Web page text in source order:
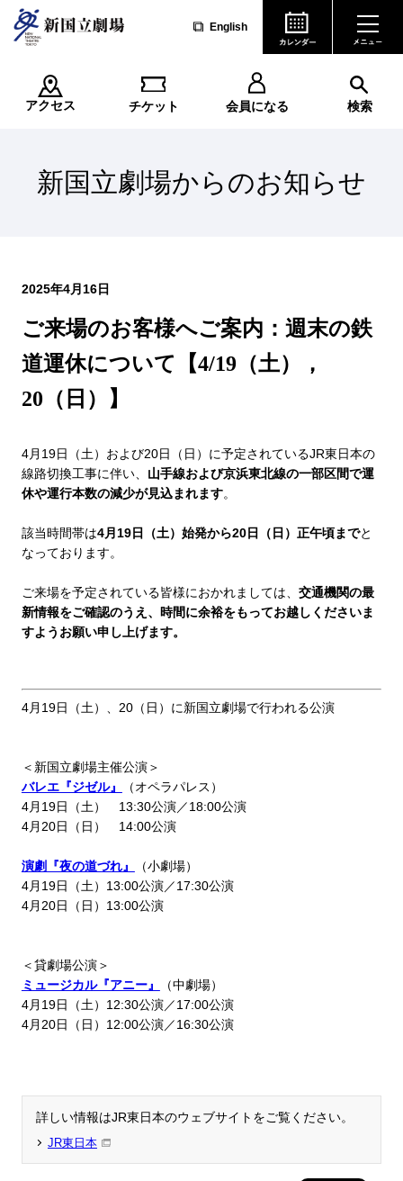
English
アクセス チケット 会員になる 検索
新国立劇場からのお知らせ
2025年4月16日
ご来場のお客様へご案内：週末の鉄
道運休について【4/19（土），
20（日）】
4月19日（土）および20日（日）に予定されているJR東日本の
線路切換工事に伴い、 山手線および京浜東北線の一部区間で運
休や運行本数の減少が見込まれます。
該当時間帯は4月19日（土）始発から20日（日）正午頃までと
なっております。
ご来場を予定されている皆様におかれましては、 交通機関の最
新情報をご確認のうえ、時間に余裕をもってお越しくださいま
すようお願い申し上げます。
4月19日（土）、20（日）に新国立劇場で行われる公演
＜新国立劇場主催公演＞
バレエ『ジゼル』
（オペラパレス）
4月19日（土） 13:30公演／18:00公演
4月20日（日） 14:00公演
演劇『夜の道づれ』
（小劇場）
4月19日（土）13:00公演／17:30公演
4月20日（日）13:00公演
＜貸劇場公演＞
ミュージカル『アニー』
（中劇場）
4月19日（土）12:30公演／17:00公演
4月20日（日）12:00公演／16:30公演
詳しい情報はJR東日本のウェブサイトをご覧ください。
JR東日本